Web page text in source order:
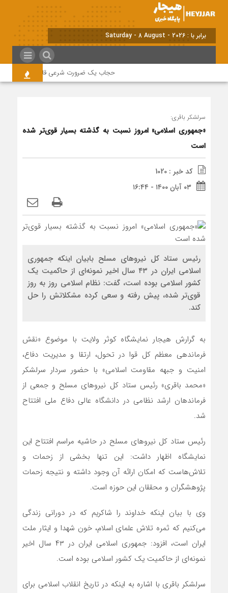
برابر با : Saturday - 8 August - 2026
حجاب یک ضرورت شرعی قانونی و همه در
سرلشکر باقری:
«جمهوری اسلامی» امروز نسبت به گذشته بسیار قوی‌تر شده
است
کد خبر : 1020
۰۳ آبان ۱۴۰۰ - ۱۶:۴۴
رئیس ستاد کل نیروهای مسلح بابیان اینکه جمهوری
اسلامی ایران در ۴۳ سال اخیر نمونه‌ای از حاکمیت یک
کشور اسلامی بوده است، گفت: نظام اسلامی روز به روز
قوی‌تر شده، پیش رفته و سعی کرده مشکلاتش را حل
کند.
به گرارش هیجار نمایشگاه کوثر ولایت با موضوع «نقش
فرماندهی معظم کل قوا در تحول، ارتقا و مدیریت دفاع،
امنیت و جبهه مقاومت اسلامی» با حضور سردار سرلشکر
«محمد باقری» رئیس ستاد کل نیروهای مسلح و جمعی از
فرماندهان ارشد نظامی در دانشگاه عالی دفاع ملی افتتاح
شد.
رئیس ستاد کل نیروهای مسلح در حاشیه مراسم افتتاح این
نمایشگاه اظهار داشت: این تنها بخشی از زحمات و
تلاش‌هاست که امکان ارائه آن وجود داشته و نتیجه زحمات
پژوهشگران و محققان این حوزه است.
وی با بیان اینکه خداوند را شاکریم که در دورانی زندگی
می‌کنیم که ثمره تلاش علمای اسلام، خون شهدا و ایثار ملت
ایران است، افزود: جمهوری اسلامی ایران در ۴۳ سال اخیر
نمونه‌ای از حاکمیت یک کشور اسلامی بوده است.
سرلشکر باقری با اشاره به اینکه در تاریخ انقلاب اسلامی برای